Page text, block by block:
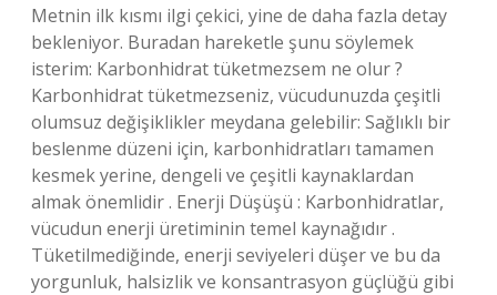
Metnin ilk kısmı ilgi çekici, yine de daha fazla detay
bekleniyor. Buradan hareketle şunu söylemek
isterim: Karbonhidrat tüketmezsem ne olur ?
Karbonhidrat tüketmezseniz, vücudunuzda çeşitli
olumsuz değişiklikler meydana gelebilir: Sağlıklı bir
beslenme düzeni için, karbonhidratları tamamen
kesmek yerine, dengeli ve çeşitli kaynaklardan
almak önemlidir . Enerji Düşüşü : Karbonhidratlar,
vücudun enerji üretiminin temel kaynağıdır .
Tüketilmediğinde, enerji seviyeleri düşer ve bu da
yorgunluk, halsizlik ve konsantrasyon güçlüğü gibi